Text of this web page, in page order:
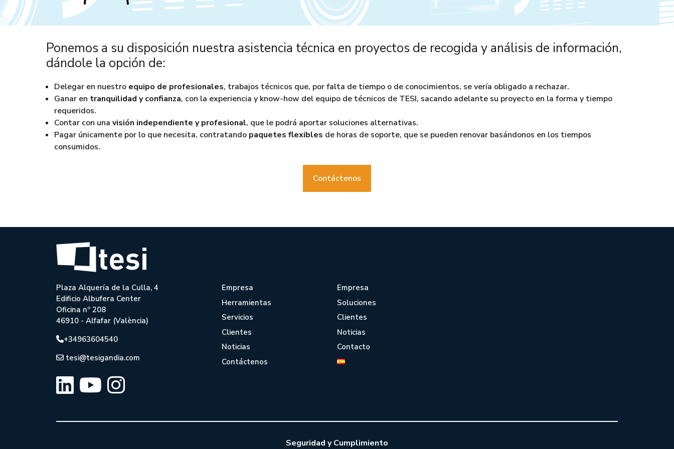
Ponemos a su disposición nuestra asistencia técnica en proyectos de recogida y análisis de información,
dándole la opción de:
Delegar en nuestro equipo de profesionales, trabajos técnicos que, por falta de tiempo o de conocimientos, se vería obligado a rechazar.
Ganar en tranquilidad y confianza, con la experiencia y know-how del equipo de técnicos de TESI, sacando adelante su proyecto en la forma y tiempo
requeridos.
Contar con una visión independiente y profesional, que le podrá aportar soluciones alternativas.
Pagar únicamente por lo que necesita, contratando paquetes flexibles de horas de soporte, que se pueden renovar basándonos en los tiempos
consumidos.
Contáctenos
Plaza Alquería de la Culla, 4
Edificio Albufera Center
Oficina nº 208
46910 - Alfafar (València)
+34963604540
tesi@tesigandia.com
Empresa
Herramientas
Servicios
Clientes
Noticias
Contáctenos
Empresa
Soluciones
Clientes
Noticias
Contacto
Seguridad y Cumplimiento